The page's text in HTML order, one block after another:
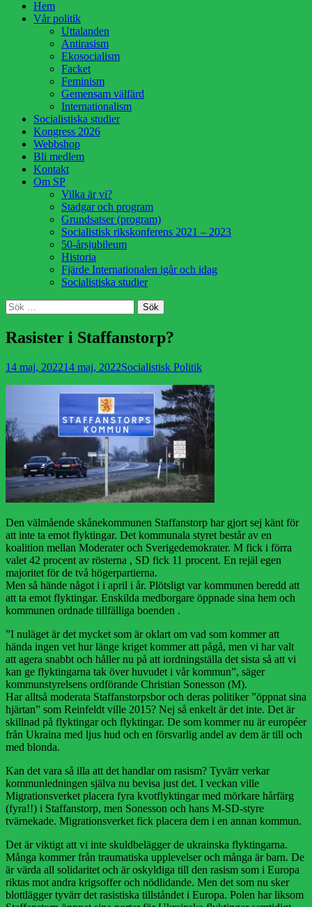
HoppaHem
Vår politik
Uttalanden
Antirasism
Ekosocialism
Facket
Feminism
Gemensam välfärd
Internationalism
Socialistiska studier
Kongress 2026
Webbshop
Bli medlem
Kontakt
Om SP
Vilka är vi?
Stadgar och program
Grundsatser (program)
Socialistisk rikskonferens 2021 – 2023
50-årsjubileum
Historia
Fjärde Internationalen igår och idag
Socialistiska studier
Sök
Sök
efter:
Rasister i Staffanstorp?
Publicerad
14 maj, 202214 maj, 2022Författare
Socialistisk Politik
Den välmående skånekommunen Staffanstorp har gjort sej känt för
att inte ta emot flyktingar. Det kommunala styret består av en
koalition mellan Moderater och Sverigedemokrater. M fick i förra
valet 42 procent av rösterna , SD fick 11 procent. En rejäl egen
majoritet för de två högerpartierna.
Men så hände något i i april i år. Plötsligt var kommunen beredd att
att ta emot flyktingar. Enskilda medborgare öppnade sina hem och
kommunen ordnade tillfälliga boenden .
”I nuläget är det mycket som är oklart om vad som kommer att
hända ingen vet hur länge kriget kommer att pågå, men vi har valt
att agera snabbt och håller nu på att iordningställa det sista så att vi
kan ge flyktingarna tak över huvudet i vår kommun”, säger
kommunstyrelsens ordförande Christian Sonesson (M).
Har alltså moderata Staffanstorpsbor och deras politiker ”öppnat sina
hjärtan” som Reinfeldt ville 2015? Nej så enkelt är det inte. Det är
skillnad på flyktingar och flyktingar. De som kommer nu är européer
från Ukraina med ljus hud och en försvarlig andel av dem är till och
med blonda.
Kan det vara så illa att det handlar om rasism? Tyvärr verkar
kommunledningen själva nu bevisa just det. I veckan ville
Migrationsverket placera fyra kvotflyktingar med mörkare hårfärg
(fyra!!) i Staffanstorp, men Sonesson och hans M-SD-styre
tvärnekade. Migrationsverket fick placera dem i en annan kommun.
Det är viktigt att vi inte skuldbelägger de ukrainska flyktingarna.
Många kommer från traumatiska upplevelser och många är barn. De
är värda all solidaritet och är oskyldiga till den rasism som i Europa
riktas mot andra krigsoffer och nödlidande. Men det som nu sker
blottlägger tyvärr det rasistiska tillståndet i Europa. Polen har liksom